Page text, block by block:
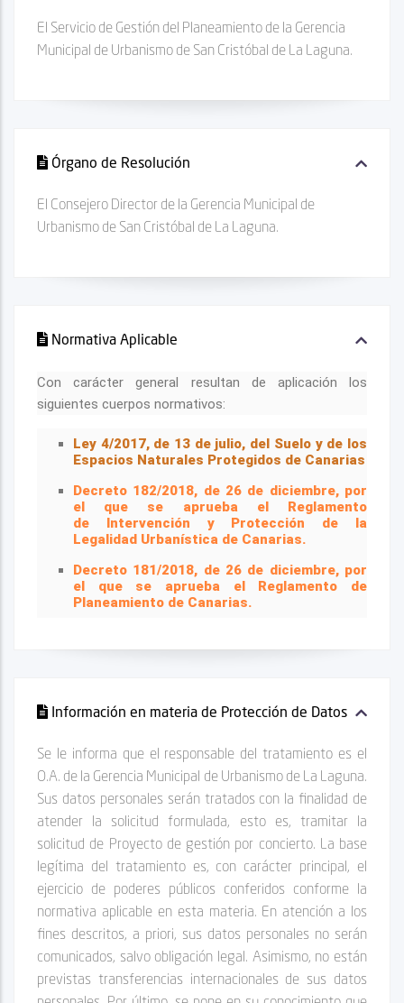
El Servicio de Gestión del Planeamiento de la Gerencia
Municipal de Urbanismo de San Cristóbal de La Laguna.
Órgano de Resolución
El Consejero Director de la Gerencia Municipal de
Urbanismo de San Cristóbal de La Laguna.
Normativa Aplicable
Con carácter general resultan de aplicación los
siguientes cuerpos normativos:
Ley 4/2017, de 13 de julio, del Suelo y de los
Espacios Naturales Protegidos de Canarias
Decreto 182/2018, de 26 de diciembre, por
el que se aprueba el Reglamento
de Intervención y Protección de la
Legalidad Urbanística de Canarias.
Decreto 181/2018, de 26 de diciembre, por
el que se aprueba el Reglamento de
Planeamiento de Canarias.
Información en materia de Protección de Datos
Se le informa que el responsable del tratamiento es el
O.A. de la Gerencia Municipal de Urbanismo de La Laguna.
Sus datos personales serán tratados con la finalidad de
atender la solicitud formulada, esto es, tramitar la
solicitud de Proyecto de gestión por concierto. La base
legítima del tratamiento es, con carácter principal, el
ejercicio de poderes públicos conferidos conforme la
normativa aplicable en esta materia. En atención a los
fines descritos, a priori, sus datos personales no serán
comunicados, salvo obligación legal. Asimismo, no están
previstas transferencias internacionales de sus datos